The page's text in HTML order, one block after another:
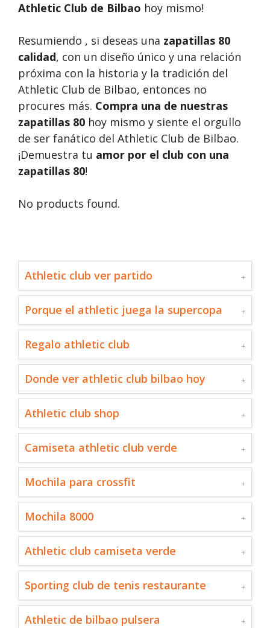
Athletic Club de Bilbao hoy mismo!
Resumiendo , si deseas una zapatillas 80
calidad, con un diseño único y una relación
próxima con la historia y la tradición del
Athletic Club de Bilbao, entonces no
procures más. Compra una de nuestras
zapatillas 80 hoy mismo y siente el orgullo
de ser fanático del Athletic Club de Bilbao.
¡Demuestra tu amor por el club con una
zapatillas 80!
No products found.
Athletic club ver partido
Porque el athletic juega la supercopa
Regalo athletic club
Donde ver athletic club bilbao hoy
Athletic club shop
Camiseta athletic club verde
Mochila para crossfit
Mochila 8000
Athletic club camiseta verde
Sporting club de tenis restaurante
Athletic de bilbao pulsera